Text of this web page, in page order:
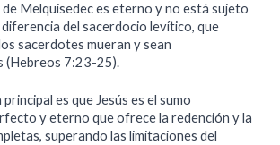
de Melquisedec es eterno y no está sujeto
diferencia del sacerdocio levítico, que
sacerdotes mueran y sean
(Hebreos 7:23-25).
es que Jesús es el sumo
y eterno que ofrece la redención y la
superando las limitaciones del